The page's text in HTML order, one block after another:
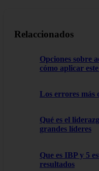
Relaccionados
Opciones sobre
cómo aplicar
Los errores más
Qué es el
grandes líderes
Que es IBP y 5
resultados